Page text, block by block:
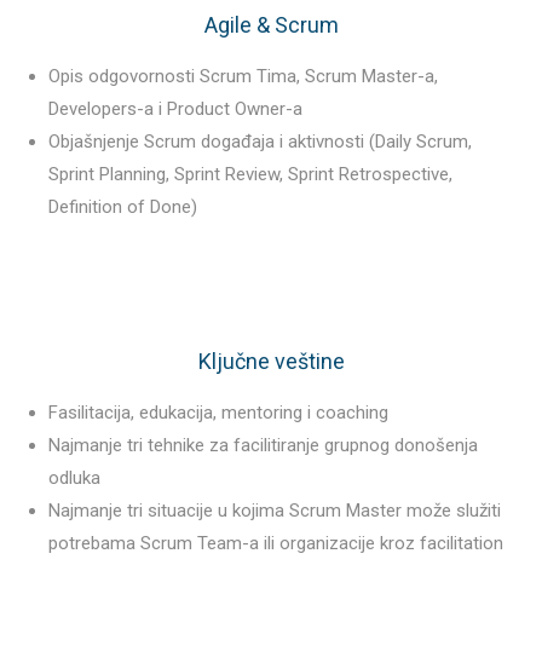
Agile & Scrum
Opis odgovornosti Scrum Tima, Scrum Master-a,
Developers-a i Product Owner-a
Objašnjenje Scrum događaja i aktivnosti (Daily Scrum,
Sprint Planning, Sprint Review, Sprint Retrospective,
Definition of Done)
Ključne veštine
Fasilitacija, edukacija, mentoring i coaching
Najmanje tri tehnike za facilitiranje grupnog donošenja
odluka
Najmanje tri situacije u kojima Scrum Master može služiti
potrebama Scrum Team-a ili organizacije kroz facilitation